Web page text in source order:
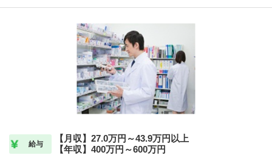
給与
【月収】27.0万円～43.9万円以上
【年収】400万円～600万円